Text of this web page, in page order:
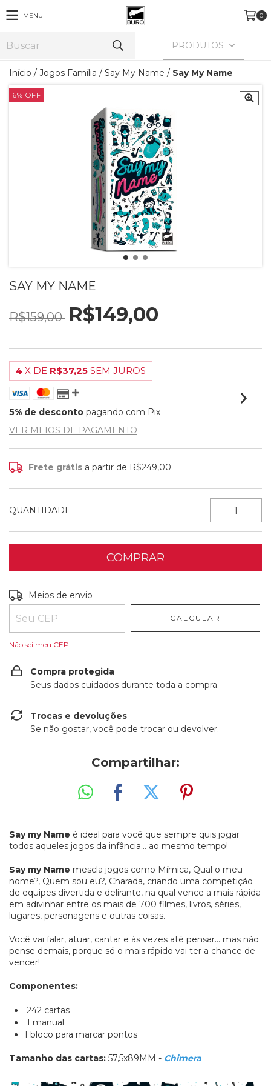
MENU 0
PRODUTOS
Início / Jogos Família / Say My Name / Say My Name
6% OFF
SAY MY NAME
R$159,00 R$149,00
4 X DE R$37,25 SEM JUROS
5% de desconto pagando com Pix
VER MEIOS DE PAGAMENTO
Frete grátis a partir de R$249,00
QUANTIDADE
Entregas para o CEP:
Meios de envio
CALCULAR
Não sei meu CEP
Compra protegida
Seus dados cuidados durante toda a compra.
Trocas e devoluções
Se não gostar, você pode trocar ou devolver.
Compartilhar:
Say my Name é ideal para você que sempre quis jogar
todos aqueles jogos da infância… ao mesmo tempo!
Say my Name mescla jogos como Mímica, Qual o meu
nome?, Quem sou eu?, Charada, criando uma competição
de equipes divertida e delirante, na qual vence a mais rápida
em adivinhar entre os mais de 700 filmes, livros, séries,
lugares, personagens e outras coisas.
Você vai falar, atuar, cantar e às vezes até pensar… mas não
pense demais, porque só o mais rápido vai ter a chance de
vencer!
Componentes:
242 cartas
1 manual
1 bloco para marcar pontos
Tamanho das cartas: 57,5x89MM - Chimera